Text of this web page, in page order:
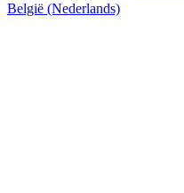
België (Nederlands)